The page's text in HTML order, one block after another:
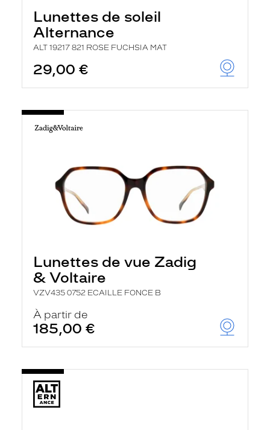
Lunettes de soleil
Alternance
ALT 19217 821 ROSE FUCHSIA MAT
29,00 €
Lunettes de vue Zadig
& Voltaire
VZV435 0752 ECAILLE FONCE B
À partir de
185,00 €